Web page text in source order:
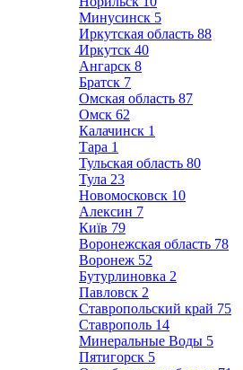
Минусинск 5
Иркутская область 88
Иркутск 40
Ангарск 8
Братск 7
Омская область 87
Омск 62
Калачинск 1
Тара 1
Тульская область 80
Тула 23
Новомосковск 10
Алексин 7
Київ 79
Воронежская область 78
Воронеж 52
Бутурлиновка 2
Павловск 2
Ставропольский край 75
Ставрополь 14
Минеральные Воды 5
Пятигорск 5